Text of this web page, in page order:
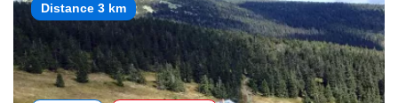
Distance 3 km